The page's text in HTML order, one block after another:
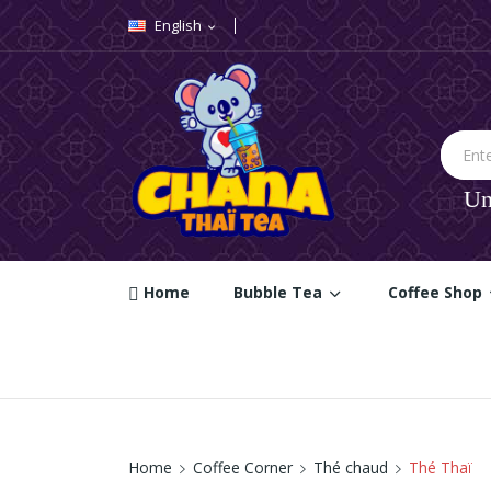
English expand_more
Home Bubble Tea Coffee Shop
Home Coffee Corner Thé chaud Thé Thaï